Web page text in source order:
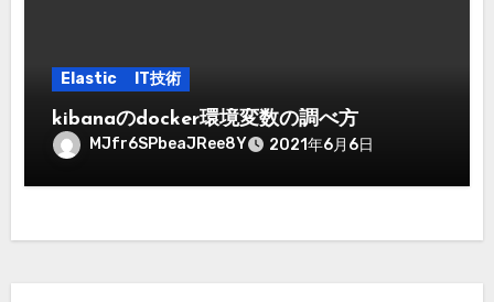
Elastic IT技術
kibanaのdocker環境変数の調べ方
MJfr6SPbeaJRee8Y 2021年6月6日